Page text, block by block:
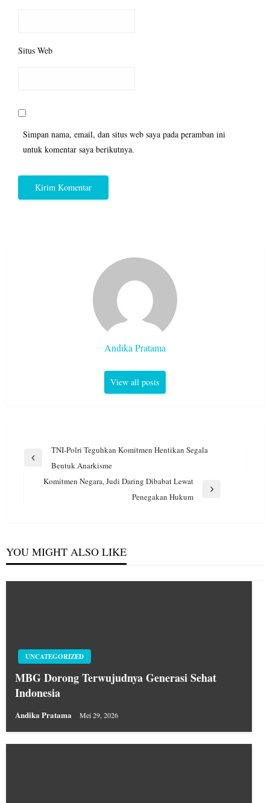
Situs Web
Simpan nama, email, dan situs web saya pada peramban ini
untuk komentar saya berikutnya.
Andika Pratama
View all posts
Navigasi
Previous
TNI-Polri Teguhkan Komitmen Hentikan Segala
Bentuk Anarkisme
Komitmen Negara, Judi Daring Dibabat Lewat
Penegakan Hukum
YOU MIGHT ALSO LIKE
UNCATEGORIZED
MBG Dorong Terwujudnya Generasi Sehat
Indonesia
Andika Pratama Mei 29, 2026